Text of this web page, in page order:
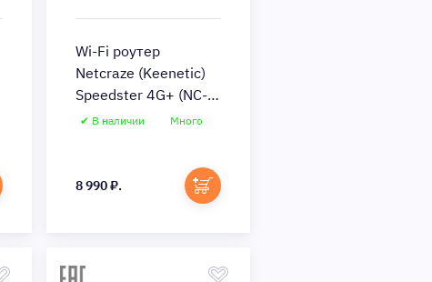
Wi-Fi роутер
Netcraze (Keenetic)
Speedster 4G+ (NC-
2911)
✔ В наличии Много
8 990 ₽.
Быстрый просмотр